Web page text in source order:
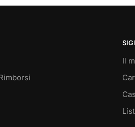
opzioni
del
Il